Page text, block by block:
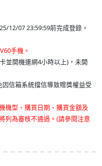
12/07 23:59:59前完成登錄。
手機。
並開機連網4小時以上)，未開
信箱系統擋信導致贈獎權益受
機型、購買日期、購買金額及
列為審核不通過。(請參閱注意